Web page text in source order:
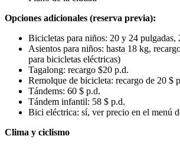
Opciones adicionales (reserva previa):
Bicicletas para niños: 20 y 24 pulgadas,
Asientos para niños: hasta 18 kg,
para bicicletas eléctricas)
Tagalong: recargo $20 p.d.
Remolque de bicicleta: recargo de 20 $
Tándems: 60 $ p.d.
Tándem infantil: 58 $ p.d.
Bici eléctrica: sí, ver precio en el menú
Clima y ciclismo